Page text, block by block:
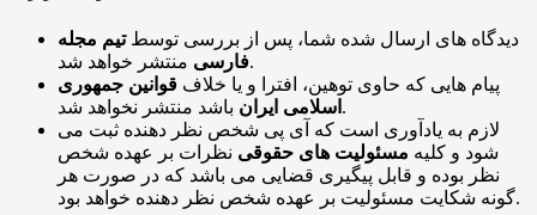
دیدگاه های ارسال شده شما، پس از بررسی توسطتیم مجله
فارسیمنتشر خواهد شد.
پیام هایی که حاوی توهین، افترا و یا خلاف قوانین جمهوری
اسلامی ایران باشد منتشر نخواهد شد.
لازم به یادآوری است که آی پی شخص نظر دهنده ثبت می
شود و کلیه مسئولیت های حقوقی نظرات بر عهده شخص
نظر بوده و قابل پیگیری قضایی می باشد که در صورت هر
گونه شکایت مسئولیت بر عهده شخص نظر دهنده خواهد بود.